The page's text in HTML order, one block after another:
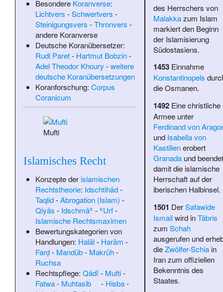
Besondere Koranverse:
Lichtvers -Schwertvers -
Steinigungsvers -Thronvers -
andere Koranverse
Deutsche Koranübersetzer:
Rudi Paret- Hartmut Bobzin-
Adel Theodor Khoury -weitere
deutsche Koranübersetzungen
Koranforschung: Corpus
Coranicum
Mufti
Islamisches Recht
Konzepte der islamischen
Rechtstheorie: Idschtihād-
Taqlid-Abrogation (Islam) -
Qiyās - Idschmāʿ - ʿUrf-
Islamische Rechtsmaximen
Bewertungskategorien von
Handlungen: Halāl- Harām -
Farḍ- Mandūb- Makrūh-
Ruchsa
Rechtspflege: Qādī- Mufti-
Fatwa- Muhtasib - Hisba-
des Herrschers von
Malakkazum Islam
markiert den Beginn
der Islamisierung
Südostasiens.
1453Einnahme
Konstantinopels
die Osmanen.
1492Eine christliche
Armee unter
Ferdinand von
und Isabella von
Kastilienerobert
Granadaund beendet
damit die islamische
Herrschaft auf der
iberischen Halbinsel.
1501 DerSafawide
Ismailwird inTäbris
zum Schah
ausgerufen und
dieZwölfer-Schiain
Iran zum offiziellen
Bekenntnis des
Staates.